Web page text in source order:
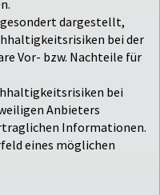
dargestellt,
bei der
Vor- bzw. Nachteile für
bei
Anbieters
Informationen.
eines möglichen